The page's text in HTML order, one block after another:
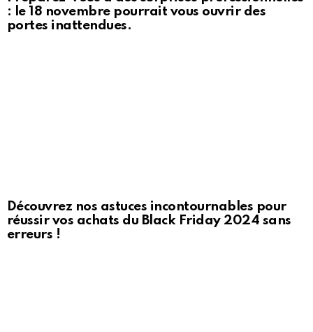
: le 18 novembre pourrait vous ouvrir des
portes inattendues.
Découvrez nos astuces incontournables pour
réussir vos achats du Black Friday 2024 sans
erreurs !